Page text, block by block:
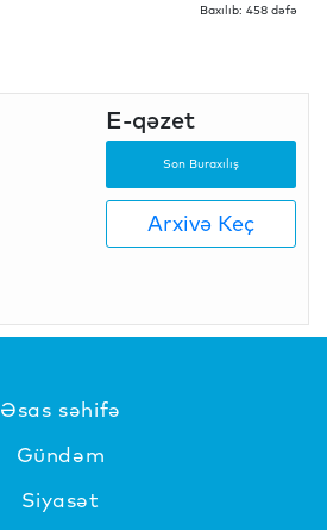
Baxılıb: 458 dəfə
E-qəzet
Son Buraxılış
Arxivə Keç
Əsas səhifə
Gündəm
Siyasət